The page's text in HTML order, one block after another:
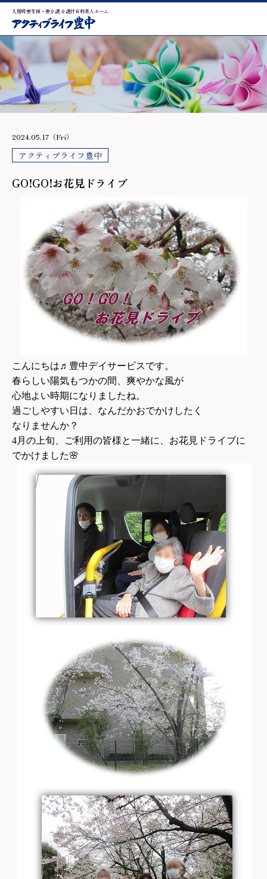
入居時要支援・要介護 介護付有料老人ホーム
2024.05.17（Fri）
アクティブライフ豊中
GO!GO!お花見ドライブ
こんにちは♬豊中デイサービスです。
春らしい陽気もつかの間、爽やかな風が
心地よい時期になりましたね。
過ごしやすい日は、なんだかおでかけしたく
なりませんか？
4月の上旬、ご利用の皆様と一緒に、お花見ドライブに
でかけました🌸